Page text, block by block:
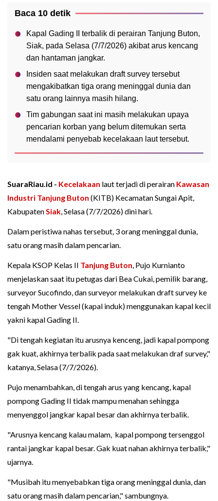
Baca 10 detik
Kapal Gading II terbalik di perairan Tanjung Buton,
Siak, pada Selasa (7/7/2026) akibat arus kencang
dan hantaman jangkar.
Insiden saat melakukan draft survey tersebut
mengakibatkan tiga orang meninggal dunia dan
satu orang lainnya masih hilang.
Tim gabungan saat ini masih melakukan upaya
pencarian korban yang belum ditemukan serta
mendalami penyebab kecelakaan laut tersebut.
SuaraRiau.id - Kecelakaan laut terjadi di perairan Kawasan
Industri Tanjung Buton (KITB) Kecamatan Sungai Apit,
KabupatenSiak, Selasa (7/7/2026) dini hari.
Dalam peristiwa nahas tersebut, 3 orang meninggal dunia,
satu orang masih dalam pencarian.
Kepala KSOP Kelas II Tanjung Buton, Pujo Kurnianto
menjelaskan saat itu petugas dari Bea Cukai, pemilik barang,
surveyor Sucofindo, dan surveyor melakukan draft survey ke
tengah Mother Vessel (kapal induk) menggunakan kapal kecil
yakni kapal Gading II.
"Di tengah kegiatan itu arusnya kenceng, jadi kapal pompong
gak kuat, akhirnya terbalik pada saat melakukan draf survey,"
katanya, Selasa (7/7/2026).
Pujo menambahkan, di tengah arus yang kencang, kapal
pompong Gading II tidak mampu menahan sehingga
menyenggol jangkar kapal besar dan akhirnya terbalik.
"Arusnya kencang kalau malam, kapal pompong tersenggol
rantai jangkar kapal besar. Gak kuat nahan akhirnya terbalik,"
ujarnya.
"Musibah itu menyebabkan tiga orang meninggal dunia, dan
satu orang masih dalam pencarian," sambungnya.